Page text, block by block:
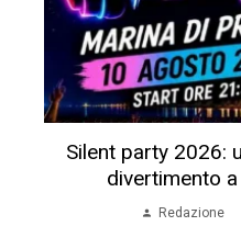
Silent party 2026:
divertimento
Redazione